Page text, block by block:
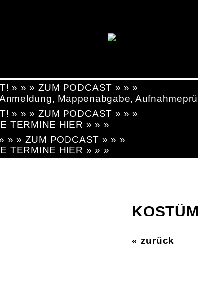
» » » ZUM PODCAST » » »
Mappenabgabe,
» » » ZUM PODCAST » » »
TERMINE HIER » » »
» » ZUM PODCAST » » »
TERMINE HIER » » »
« zurück